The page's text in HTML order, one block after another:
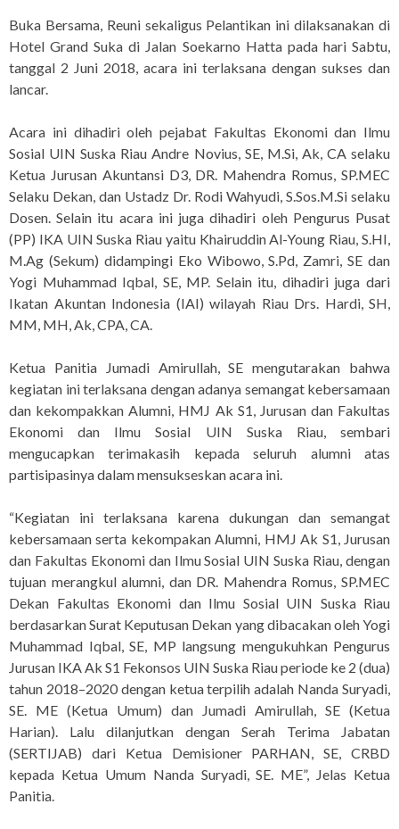
Buka Bersama, Reuni sekaligus Pelantikan ini dilaksanakan di
Hotel Grand Suka di Jalan Soekarno Hatta pada hari Sabtu,
tanggal 2 Juni 2018, acara ini terlaksana dengan sukses dan
lancar.
Acara ini dihadiri oleh pejabat Fakultas Ekonomi dan Ilmu
Sosial UIN Suska Riau Andre Novius, SE, M.Si, Ak, CA selaku
Ketua Jurusan Akuntansi D3, DR. Mahendra Romus, SP.MEC
Selaku Dekan, dan Ustadz Dr. Rodi Wahyudi, S.Sos.M.Si selaku
Dosen. Selain itu acara ini juga dihadiri oleh Pengurus Pusat
(PP) IKA UIN Suska Riau yaitu Khairuddin Al-Young Riau, S.HI,
M.Ag (Sekum) didampingi Eko Wibowo, S.Pd, Zamri, SE dan
Yogi Muhammad Iqbal, SE, MP. Selain itu, dihadiri juga dari
Ikatan Akuntan Indonesia (IAI) wilayah Riau Drs. Hardi, SH,
MM, MH, Ak, CPA, CA.
Ketua Panitia Jumadi Amirullah, SE mengutarakan bahwa
kegiatan ini terlaksana dengan adanya semangat kebersamaan
dan kekompakkan Alumni, HMJ Ak S1, Jurusan dan Fakultas
Ekonomi dan Ilmu Sosial UIN Suska Riau, sembari
mengucapkan terimakasih kepada seluruh alumni atas
partisipasinya dalam mensukseskan acara ini.
“Kegiatan ini terlaksana karena dukungan dan semangat
kebersamaan serta kekompakan Alumni, HMJ Ak S1, Jurusan
dan Fakultas Ekonomi dan Ilmu Sosial UIN Suska Riau, dengan
tujuan merangkul alumni, dan DR. Mahendra Romus, SP.MEC
Dekan Fakultas Ekonomi dan Ilmu Sosial UIN Suska Riau
berdasarkan Surat Keputusan Dekan yang dibacakan oleh Yogi
Muhammad Iqbal, SE, MP langsung mengukuhkan Pengurus
Jurusan IKA Ak S1 Fekonsos UIN Suska Riau periode ke 2 (dua)
tahun 2018–2020 dengan ketua terpilih adalah Nanda Suryadi,
SE. ME (Ketua Umum) dan Jumadi Amirullah, SE (Ketua
Harian). Lalu dilanjutkan dengan Serah Terima Jabatan
(SERTIJAB) dari Ketua Demisioner PARHAN, SE, CRBD
kepada Ketua Umum Nanda Suryadi, SE. ME”, Jelas Ketua
Panitia.